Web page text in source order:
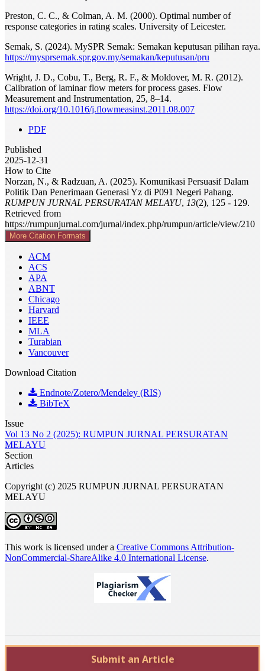
Preston, C. C., & Colman, A. M. (2000). Optimal number of
response categories in rating scales. University of Leicester.
Semak, S. (2024). MySPR Semak: Semakan keputusan pilihan raya.
https://mysprsemak.spr.gov.my/semakan/keputusan/pru
Wright, J. D., Cobu, T., Berg, R. F., & Moldover, M. R. (2012).
Calibration of laminar flow meters for process gases. Flow
Measurement and Instrumentation, 25, 8–14.
https://doi.org/10.1016/j.flowmeasinst.2011.08.007
PDF
Published
2025-12-31
How to Cite
Norzan, N., & Radzuan, A. (2025). Komunikasi Persuasif Dalam
Politik Dan Penerimaan Generasi Yz di P091 Negeri Pahang.
RUMPUN JURNAL PERSURATAN MELAYU, 13(2), 125 - 129.
Retrieved from
https://rumpunjurnal.com/jurnal/index.php/rumpun/article/view/210
More Citation Formats
ACM
ACS
APA
ABNT
Chicago
Harvard
IEEE
MLA
Turabian
Vancouver
Download Citation
Endnote/Zotero/Mendeley (RIS)
BibTeX
Issue
Vol 13 No 2 (2025): RUMPUN JURNAL PERSURATAN
MELAYU
Section
Articles
Copyright (c) 2025 RUMPUN JURNAL PERSURATAN
MELAYU
This work is licensed under a Creative Commons Attribution-
NonCommercial-ShareAlike 4.0 International License.
Submit an Article